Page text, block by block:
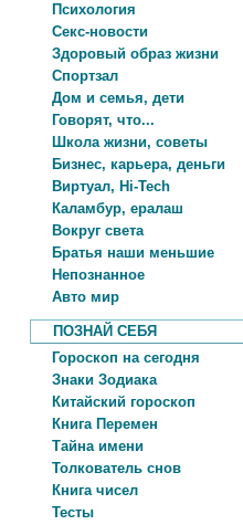
Психология
Секс-новости
Здоровый образ жизни
Спортзал
Дом и семья, дети
Говорят, что...
Школа жизни, советы
Бизнес, карьера, деньги
Виртуал, Hi-Tech
Каламбур, ералаш
Вокруг света
Братья наши меньшие
Непознанное
Авто мир
ПОЗНАЙ СЕБЯ
Гороскоп на сегодня
Знаки Зодиака
Китайский гороскоп
Книга Перемен
Тайна имени
Толкователь снов
Книга чисел
Тесты